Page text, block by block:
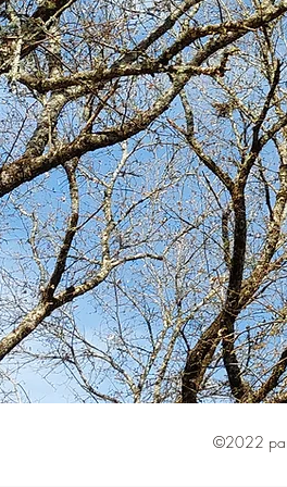
©2022 par